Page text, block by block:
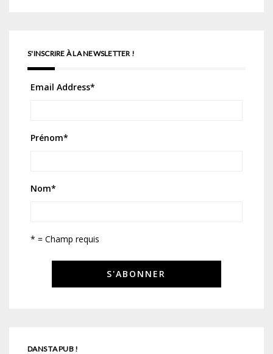
S'INSCRIRE À LA NEWSLETTER !
Email Address*
Prénom*
Nom*
* = Champ requis
DANS TA PUB !